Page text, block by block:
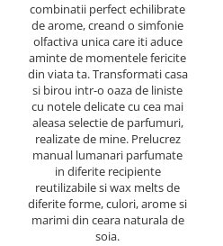
combinatii perfect echilibrate
de arome, creand o simfonie
olfactiva unica care iti aduce
aminte de momentele fericite
din viata ta. Transformati casa
si birou intr-o oaza de liniste
cu notele delicate cu cea mai
aleasa selectie de parfumuri,
realizate de mine. Prelucrez
manual lumanari parfumate
in diferite recipiente
reutilizabile si wax melts de
diferite forme, culori, arome si
marimi din ceara naturala de
soia.